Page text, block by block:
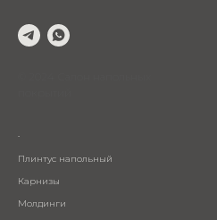
.
Плинтус напольный
Карнизы
Молдинги